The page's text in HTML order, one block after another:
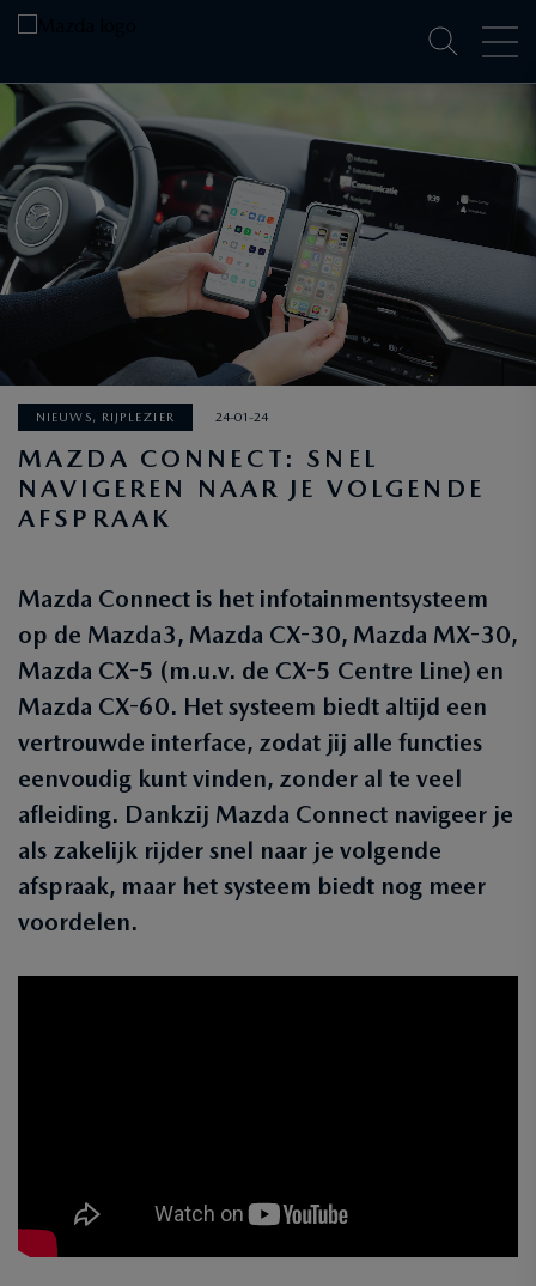
NIEUWS, RIJPLEZIER 24-01-24
MAZDA CONNECT: SNEL
NAVIGEREN NAAR JE VOLGENDE
AFSPRAAK
Mazda Connect is het infotainmentsysteem
op de Mazda3, Mazda CX-30, Mazda MX-30,
Mazda CX-5 (m.u.v. de CX-5 Centre Line) en
Mazda CX-60. Het systeem biedt altijd een
vertrouwde interface, zodat jij alle functies
eenvoudig kunt vinden, zonder al te veel
afleiding. Dankzij Mazda Connect navigeer je
als zakelijk rijder snel naar je volgende
afspraak, maar het systeem biedt nog meer
voordelen.